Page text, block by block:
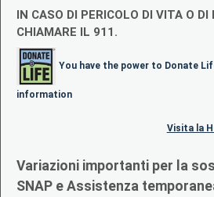
IN CASO DI PERICOLO DI VITA O DI
CHIAMARE IL 911.
You have the power to Donate
information
Visita la
Variazioni importanti per la
SNAP e Assistenza